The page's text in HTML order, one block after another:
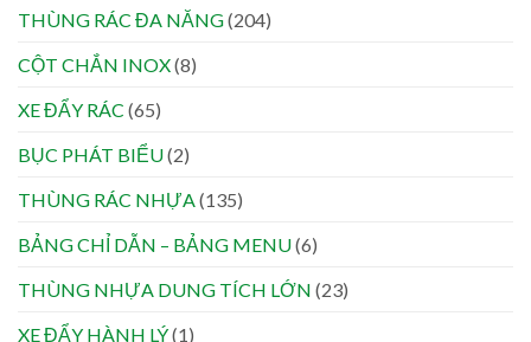
THÙNG RÁC ĐA NĂNG(204)
CỘT CHẮN INOX(8)
XE ĐẨY RÁC (65)
BỤC PHÁT BIỂU(2)
THÙNG RÁC NHỰA (135)
BẢNG CHỈ DẪN – BẢNG MENU(6)
THÙNG NHỰA DUNG TÍCH LỚN (23)
XE ĐẨY HÀNH LÝ(1)